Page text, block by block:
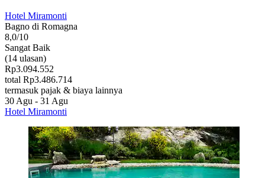
Hotel Miramonti
Bagno di Romagna
8,0/10
Sangat Baik
(14 ulasan)
Rp3.094.552
total Rp3.486.714
termasuk pajak & biaya lainnya
30 Agu - 31 Agu
Hotel Miramonti